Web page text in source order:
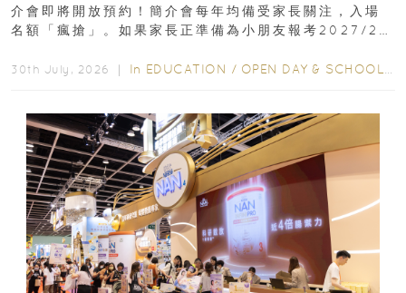
介會即將開放預約！簡介會每年均備受家長關注，入場
名額「瘋搶」。如果家長正準備為小朋友報考2027/28
30th July, 2026 ｜ In EDUCATION / OPEN DAY & SCHOOL EVENTS